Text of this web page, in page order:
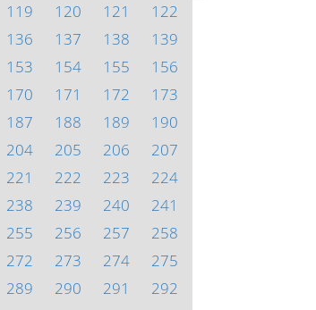
119 120 121
122
136 137 138
139
153 154 155
156
170 171 172
173
187 188 189
190
204 205 206
207
221 222 223
224
238 239 240
241
255 256 257
258
272 273 274
275
289 290 291
292